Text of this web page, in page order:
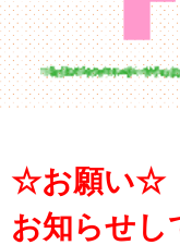
☆お願い☆
お知らせし